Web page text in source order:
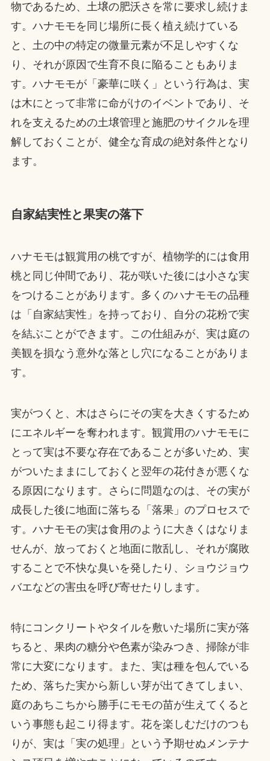
物であるため、土壌の肥沃さを常に要求し続けま
す。ハナモモを同じ場所に長く植え続けている
と、土の中の特定の微量元素が不足しやすくな
り、それが原因で生育不良に陥ることもありま
す。ハナモモが「豪華に咲く」という行為は、実
は木にとって非常に命がけのイベントであり、そ
れを支えるための土壌管理と施肥のサイクルを理
解しておくことが、健全な育成の絶対条件となり
ます。
自家結実性と果実の落下
ハナモモは観賞用の桃ですが、植物学的には食用
桃と同じ仲間であり、花が咲いた後には小さな実
をつけることがあります。多くのハナモモの品種
は「自家結実性」を持っており、自分の花粉で実
を結ぶことができます。この仕組みが、実は庭の
美観を損なう意外な落とし穴になることがありま
す。
実がつくと、木はさらにその実を大きくするため
にエネルギーを奪われます。観賞用のハナモモに
とって実は不要な存在であることが多いため、実
がついたままにしておくと翌年の花付きが悪くな
る原因になります。さらに問題なのは、その実が
成長した後に地面に落ちる「落果」のプロセスで
す。ハナモモの実は食用のように大きくはなりま
せんが、放っておくと地面に散乱し、それが腐敗
することで不快な臭いを発したり、ショウジョウ
バエなどの害虫を呼び寄せたりします。
特にコンクリートやタイルを敷いた場所に実が落
ちると、果肉の糖分や色素が染みつき、掃除が非
常に大変になります。また、実は種を包んでいる
ため、落ちた実から新しい芽が出てきてしまい、
庭のあちこちから勝手にモモの苗が生えてくると
いう事態も起こり得ます。花を楽しむだけのつも
りが、実は「実の処理」という予期せぬメンテナ